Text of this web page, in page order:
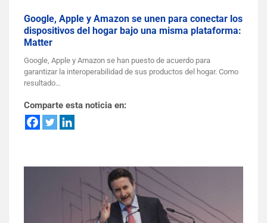
Google, Apple y Amazon se unen para conectar los
dispositivos del hogar bajo una misma plataforma:
Matter
Google, Apple y Amazon se han puesto de acuerdo para
garantizar la interoperabilidad de sus productos del hogar. Como
resultado…
Comparte esta noticia en: